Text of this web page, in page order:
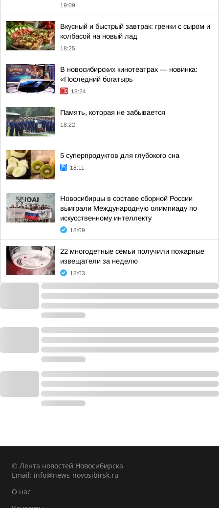
19:09
Вкусный и быстрый завтрак: гренки с сыром и
колбасой на новый лад
18:25
В новосибирских кинотеатрах — новинка:
«Последний богатырь
18:24
Память, которая не забывается
18:22
5 суперпродуктов для глубокого сна
18:11
Новосибирцы в составе сборной России
выиграли Международную олимпиаду по
искусственному интеллекту
18:09
22 многодетные семьи получили пожарные
извещатели за неделю
18:03
© Лента новостей Новосибирска
Email: info@news-novosibirsk.ru
О нас